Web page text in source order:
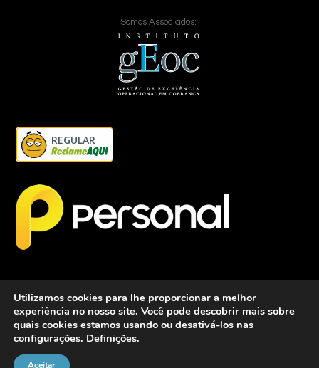
Somos Associados:
REGULAR
2026 - Personalcob - CNPJ: 12.837.042/0001-60- Todos direitos
Utilizamos cookies para lhe proporcionar a melhor
experiência no nosso site. Você pode descobrir mais sobre
quais cookies estamos usando ou desativá-los nas
configurações. Definições.
Aceitar